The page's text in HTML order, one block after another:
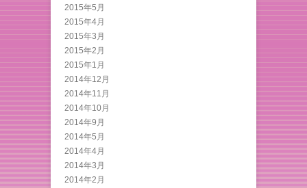
2015年5月
2015年4月
2015年3月
2015年2月
2015年1月
2014年12月
2014年11月
2014年10月
2014年9月
2014年5月
2014年4月
2014年3月
2014年2月